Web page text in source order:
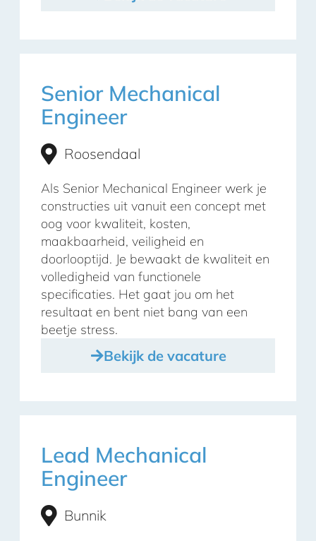
Senior Mechanical
Engineer
Roosendaal
Als Senior Mechanical Engineer werk je
constructies uit vanuit een concept met
oog voor kwaliteit, kosten,
maakbaarheid, veiligheid en
doorlooptijd. Je bewaakt de kwaliteit en
volledigheid van functionele
specificaties. Het gaat jou om het
resultaat en bent niet bang van een
beetje stress.
Bekijk de vacature
Lead Mechanical
Engineer
Bunnik